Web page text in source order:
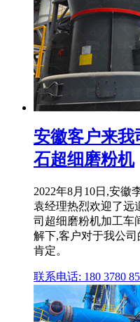
安徽客户来
石超细磨粉机
2022年8月10日,安徽
袁经理热烈欢迎了远
司超细磨粉机加工车
解下,客户对于我公
肯定。
联系电话: 180 3780